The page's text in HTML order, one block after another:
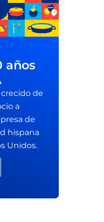
años
de
a
de
hispana
Unidos.